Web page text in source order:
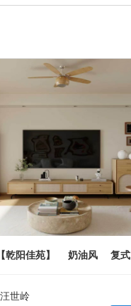
【乾阳佳苑】 奶油风 复式
汪世岭